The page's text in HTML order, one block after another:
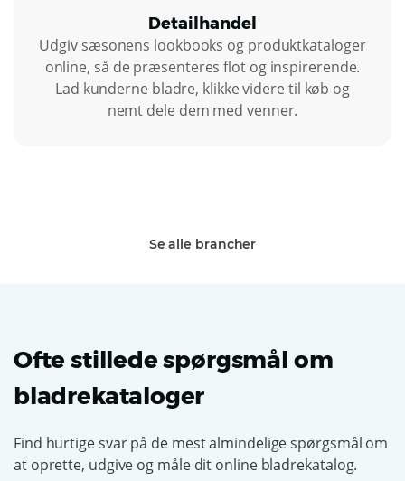
Detailhandel
Udgiv sæsonens lookbooks og produktkataloger
online, så de præsenteres flot og inspirerende.
Lad kunderne bladre, klikke videre til køb og
nemt dele dem med venner.
Se alle brancher
Ofte stillede spørgsmål om
bladrekataloger
Find hurtige svar på de mest almindelige spørgsmål om
at oprette, udgive og måle dit online bladrekatalog.